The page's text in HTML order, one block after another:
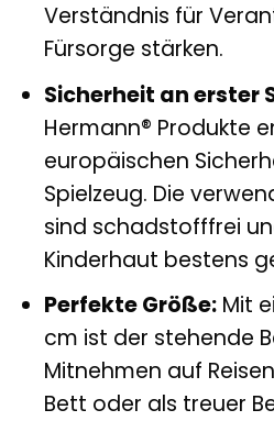
Verständnis für
Fürsorge stärken.
Sicherheit an erster
Hermann® Produkte
europäischen
Spielzeug. Die
sind schadstofffrei
Kinderhaut bestens
Perfekte Größe:Mit
cm ist der stehende
Mitnehmen auf
Bett oder als treuer